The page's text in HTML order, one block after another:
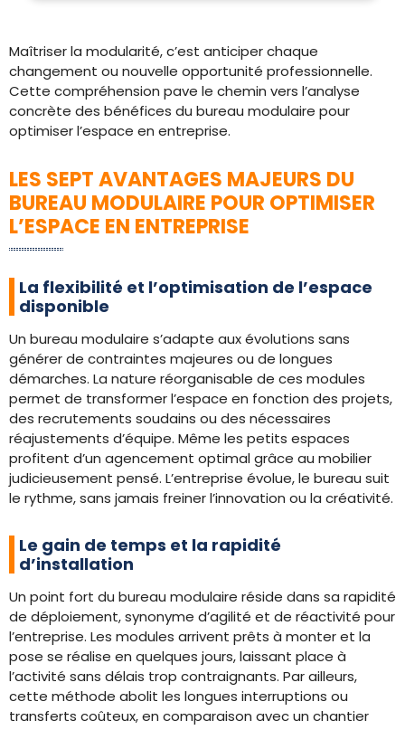
Maîtriser la modularité, c’est anticiper chaque
changement ou nouvelle opportunité professionnelle.
Cette compréhension pave le chemin vers l’analyse
concrète des bénéfices du bureau modulaire pour
optimiser l’espace en entreprise.
LES SEPT AVANTAGES MAJEURS DU
BUREAU MODULAIRE POUR OPTIMISER
L’ESPACE EN ENTREPRISE
La flexibilité et l’optimisation de l’espace
disponible
Un bureau modulaire s’adapte aux évolutions sans
générer de contraintes majeures ou de longues
démarches. La nature réorganisable de ces modules
permet de transformer l’espace en fonction des projets,
des recrutements soudains ou des nécessaires
réajustements d’équipe. Même les petits espaces
profitent d’un agencement optimal grâce au mobilier
judicieusement pensé. L’entreprise évolue, le bureau suit
le rythme, sans jamais freiner l’innovation ou la créativité.
Le gain de temps et la rapidité
d’installation
Un point fort du bureau modulaire réside dans sa rapidité
de déploiement, synonyme d’agilité et de réactivité pour
l’entreprise. Les modules arrivent prêts à monter et la
pose se réalise en quelques jours, laissant place à
l’activité sans délais trop contraignants. Par ailleurs,
cette méthode abolit les longues interruptions ou
transferts coûteux, en comparaison avec un chantier